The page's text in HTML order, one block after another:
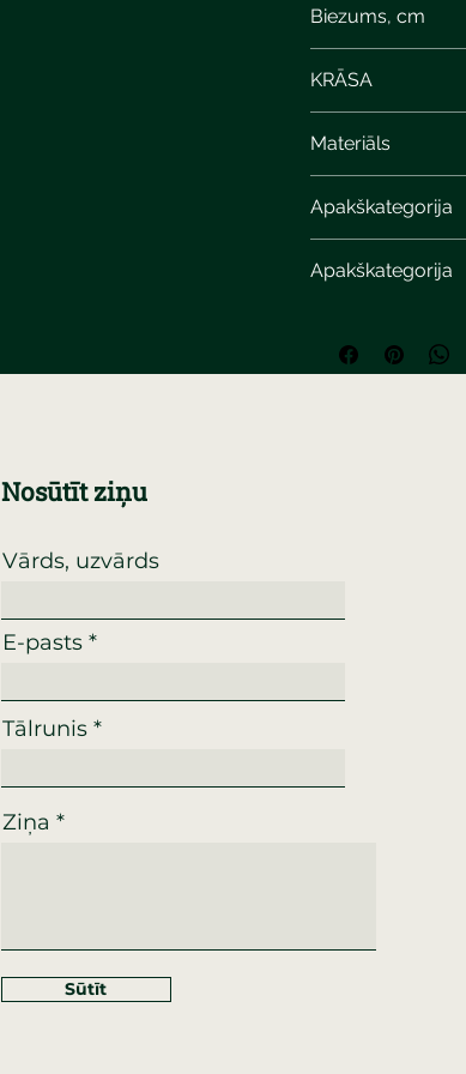
Biezums, cm
KRĀSA
Materiāls
Apakškategorija
Apakškategorija
Nosūtīt ziņu
Vārds, uzvārds
E-pasts
Tālrunis
Ziņa
Sūtīt